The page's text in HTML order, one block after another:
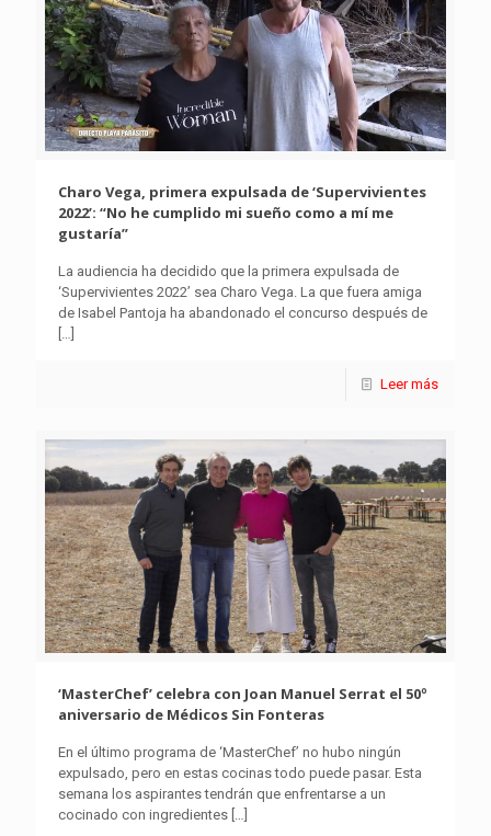
Charo Vega, primera expulsada de ‘Supervivientes
2022’: “No he cumplido mi sueño como a mí me
gustaría”
La audiencia ha decidido que la primera expulsada de
‘Supervivientes 2022’ sea Charo Vega. La que fuera amiga
de Isabel Pantoja ha abandonado el concurso después de
[…]
Leer más
‘MasterChef’ celebra con Joan Manuel Serrat el 50º
aniversario de Médicos Sin Fonteras
En el último programa de ‘MasterChef’ no hubo ningún
expulsado, pero en estas cocinas todo puede pasar. Esta
semana los aspirantes tendrán que enfrentarse a un
cocinado con ingredientes